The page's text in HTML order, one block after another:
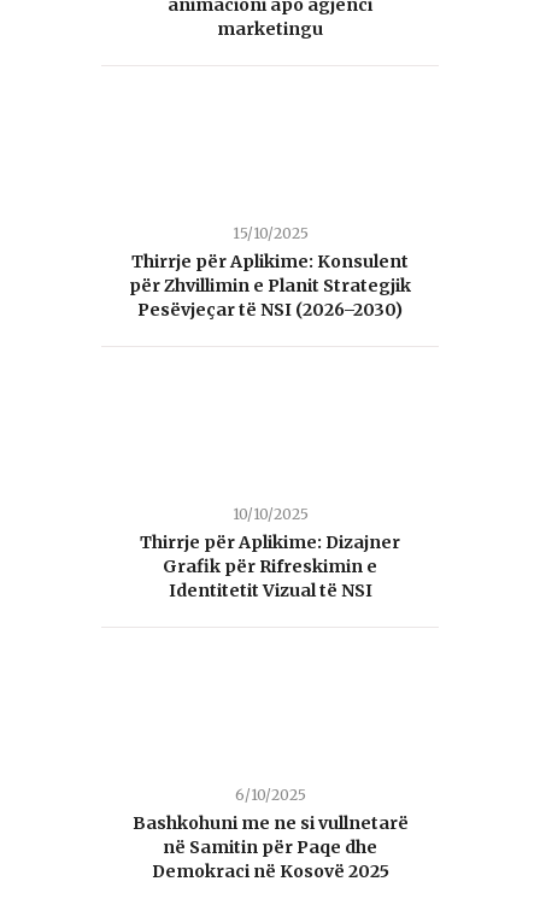
animacioni apo agjenci
marketingu
15/10/2025
Thirrje për Aplikime: Konsulent
për Zhvillimin e Planit Strategjik
Pesëvjeçar të NSI (2026–2030)
10/10/2025
Thirrje për Aplikime: Dizajner
Grafik për Rifreskimin e
Identitetit Vizual të NSI
6/10/2025
Bashkohuni me ne si vullnetarë
në Samitin për Paqe dhe
Demokraci në Kosovë 2025